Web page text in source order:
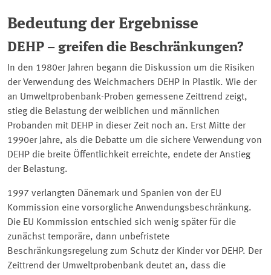
Bedeutung der Ergebnisse
DEHP – greifen die Beschränkungen?
In den 1980er Jahren begann die Diskussion um die Risiken
der Verwendung des Weichmachers DEHP in Plastik. Wie der
an Umweltprobenbank-Proben gemessene Zeittrend zeigt,
stieg die Belastung der weiblichen und männlichen
Probanden mit DEHP in dieser Zeit noch an. Erst Mitte der
1990er Jahre, als die Debatte um die sichere Verwendung von
DEHP die breite Öffentlichkeit erreichte, endete der Anstieg
der Belastung.
1997 verlangten Dänemark und Spanien von der EU
Kommission eine vorsorgliche Anwendungsbeschränkung.
Die EU Kommission entschied sich wenig später für die
zunächst temporäre, dann unbefristete
Beschränkungsregelung zum Schutz der Kinder vor DEHP. Der
Zeittrend der Umweltprobenbank deutet an, dass die